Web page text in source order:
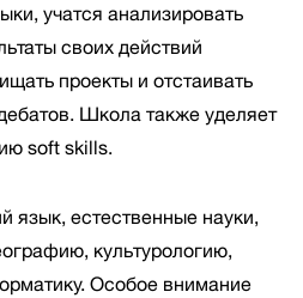
учатся анализировать
своих действий
проекты и отстаивать
Школа также уделяет
soft skills.
язык, естественные науки,
культурологию,
Особое внимание